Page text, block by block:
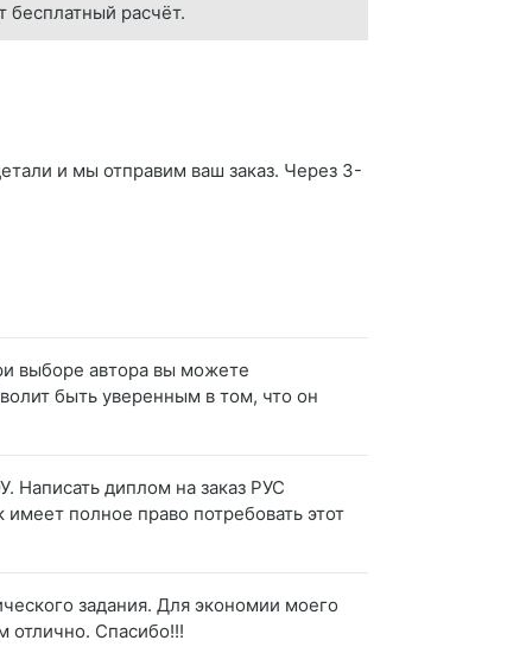
бесплатный расчёт.
и мы отправим ваш заказ. Через 3-
выборе автора вы можете
быть уверенным в том, что он
Написать диплом на заказ РУС
полное право потребовать этот
задания. Для экономии моего
отлично. Спасибо!!!